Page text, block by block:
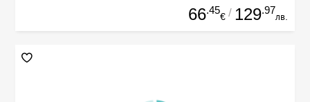
66.45
€ / 129.97
лв.